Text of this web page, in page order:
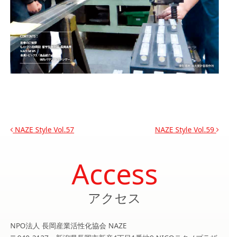
投稿ナビゲーション
NAZE Style Vol.57 NAZE Style Vol.59
Access
アクセス
NPO法人 長岡産業活性化協会 NAZE